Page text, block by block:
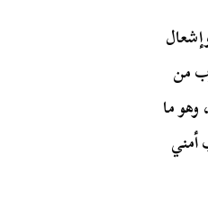
من
وهو ما
أمني